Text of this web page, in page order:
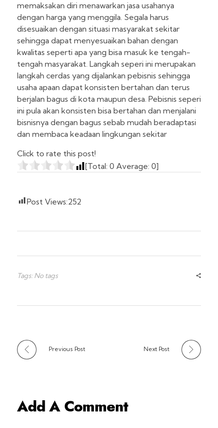
memaksakan diri menawarkan jasa usahanya
dengan harga yang menggila. Segala harus
disesuaikan dengan situasi masyarakat sekitar
sehingga dapat menyesuaikan bahan dengan
kwalitas seperti apa yang bisa masuk ke tengah-
tengah masyarakat. Langkah seperi ini merupakan
langkah cerdas yang dijalankan pebisnis sehingga
usaha apaan dapat konsisten bertahan dan terus
berjalan bagus di kota maupun desa. Pebisnis seperi
ini pula akan konsisten bisa bertahan dan menjalani
bisnisnya dengan bagus sebab mudah beradaptasi
dan membaca keadaan lingkungan sekitar
Click to rate this post!
[Total: 0 Average: 0]
Post Views:252
Tags: No tags
Previous Post Next Post
Add A Comment